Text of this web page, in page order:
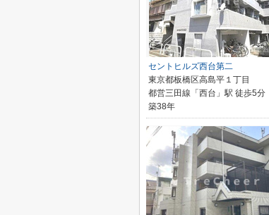
セントヒルズ西台第二
東京都板橋区高島平１丁目
都営三田線「西台」駅 徒歩5分
築38年